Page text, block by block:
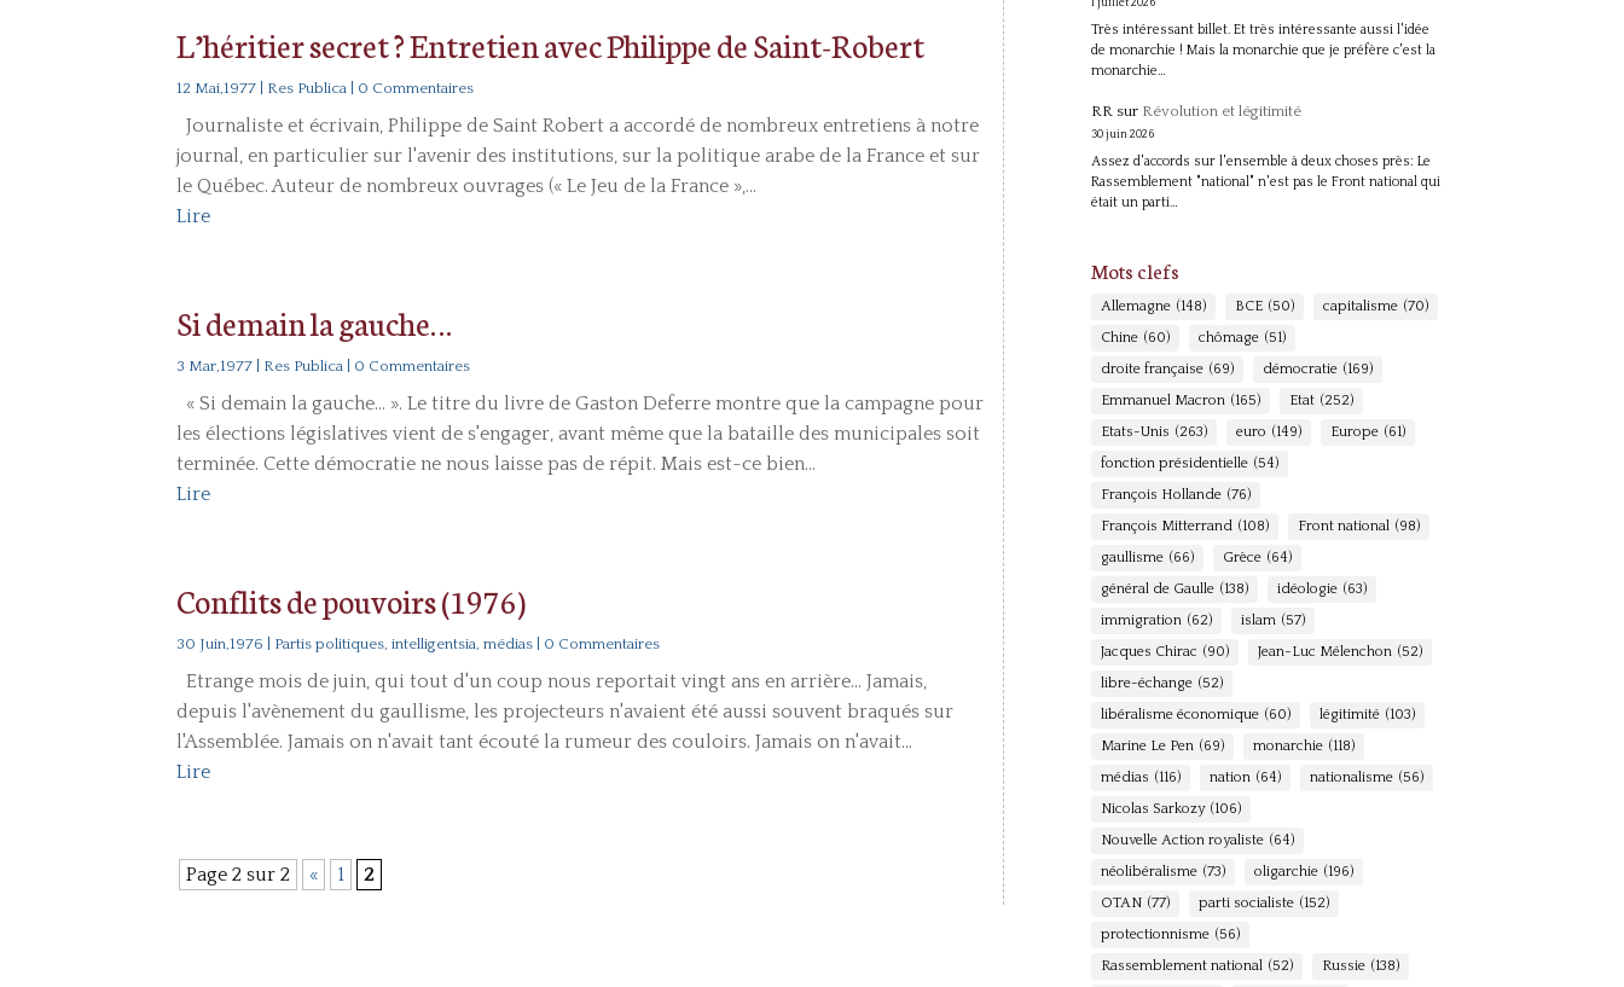
L’héritier secret ? Entretien avec Philippe de Saint-Robert
12 Mai,1977 Res Publica | 0 Commentaires
Journaliste et écrivain, Philippe de Saint Robert a accordé de nombreux entretiens à notre
journal, en particulier sur l'avenir des institutions, sur la politique arabe de la France et sur
le Québec. Auteur de nombreux ouvrages (« Le Jeu de la France »,...
Lire
Si demain la gauche…
3 Mar,1977 Res Publica | 0 Commentaires
« Si demain la gauche... ». Le titre du livre de Gaston Deferre montre que la campagne pour
les élections législatives vient de s'engager, avant même que la bataille des municipales soit
terminée. Cette démocratie ne nous laisse pas de répit. Mais est-ce bien...
Lire
Conflits de pouvoirs (1976)
30 Juin,1976 Partis politiques, intelligentsia, médias | 0 Commentaires
Etrange mois de juin, qui tout d'un coup nous reportait vingt ans en arrière... Jamais,
depuis l'avènement du gaullisme, les projecteurs n'avaient été aussi souvent braqués sur
l'Assemblée. Jamais on n'avait tant écouté la rumeur des couloirs. Jamais on n'avait...
Lire
Page 2 sur 2 « 1 2
Très intéressant billet. Et très intéressante aussi l'idée
de monarchie ! Mais la monarchie que je préfère c'est la
monarchie…
RR sur Révolution et légitimité
30 juin 2026
Assez d'accords sur l'ensemble à deux choses près: Le
Rassemblement "national" n'est pas le Front national qui
était un parti…
Mots clefs
Allemagne (148) BCE (50) capitalisme (70)
Chine (60) chômage (51)
droite française (69) démocratie (169)
Emmanuel Macron (165) Etat (252)
Etats-Unis (263) euro (149) Europe (61)
fonction présidentielle (54)
François Hollande (76)
François Mitterrand (108) Front national (98)
gaullisme (66) Grèce (64)
général de Gaulle (138) idéologie (63)
immigration (62) islam (57)
Jacques Chirac (90) Jean-Luc Mélenchon (52)
libre-échange (52)
libéralisme économique (60) légitimité (103)
Marine Le Pen (69) monarchie (118)
médias (116) nation (64) nationalisme (56)
Nicolas Sarkozy (106)
Nouvelle Action royaliste (64)
néolibéralisme (73) oligarchie (196)
OTAN (77) parti socialiste (152)
protectionnisme (56)
Rassemblement national (52) Russie (138)